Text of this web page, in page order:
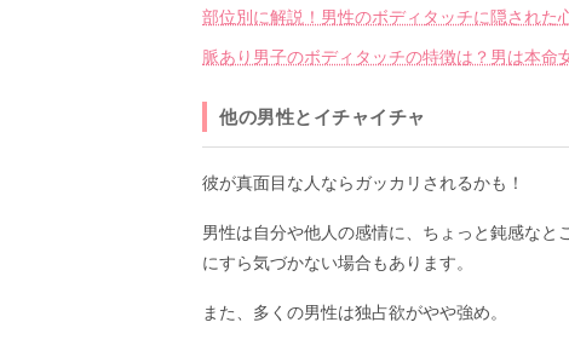
部位別に解説！男性のボディタッチに隠された
脈あり男子のボディタッチの特徴は？男は本命
他の男性とイチャイチャ
彼が真面目な人ならガッカリされるかも！
男性は自分や他人の感情に、ちょっと鈍感なと
にすら気づかない場合もあります。
また、多くの男性は独占欲がやや強め。